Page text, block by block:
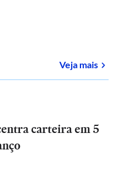
Veja mais
carteira em 5